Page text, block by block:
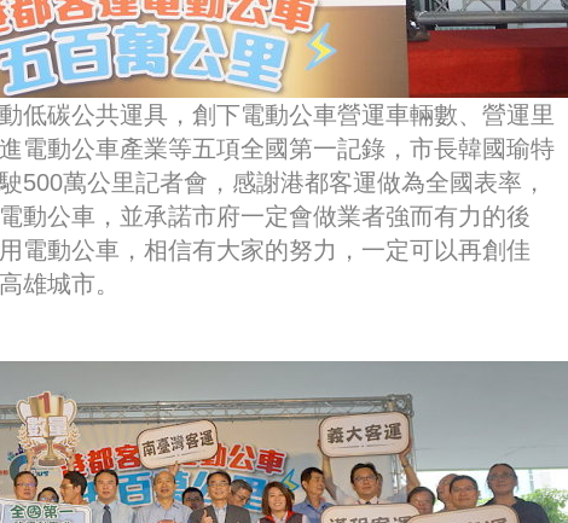
低碳公共運具，創下電動公車營運車輛數、營運里
電動公車產業等五項全國第一記錄，市長韓國瑜特
500萬公里記者會，感謝港都客運做為全國表率，
動公車，並承諾市府一定會做業者強而有力的後
電動公車，相信有大家的努力，一定可以再創佳
雄城市。